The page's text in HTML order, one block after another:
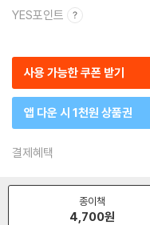
YES포인트
사용 가능한 쿠폰 받기
앱 다운 시 1천원 상품권
결제혜택
종이책
4,700원